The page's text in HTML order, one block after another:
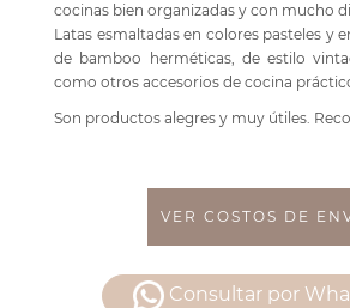
cocinas bien organizadas y con mucho
Latas esmaltadas en colores pasteles y
de bamboo herméticas, de estilo
como otros accesorios de cocina
Son productos alegres y muy útiles.
VER COSTOS DE
Consultar por